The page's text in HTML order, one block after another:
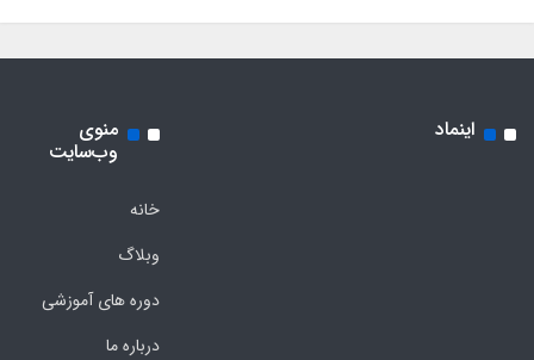
اینماد منوی
وب‌سایت
خانه
وبلاگ
دوره های آموزشی
درباره ما